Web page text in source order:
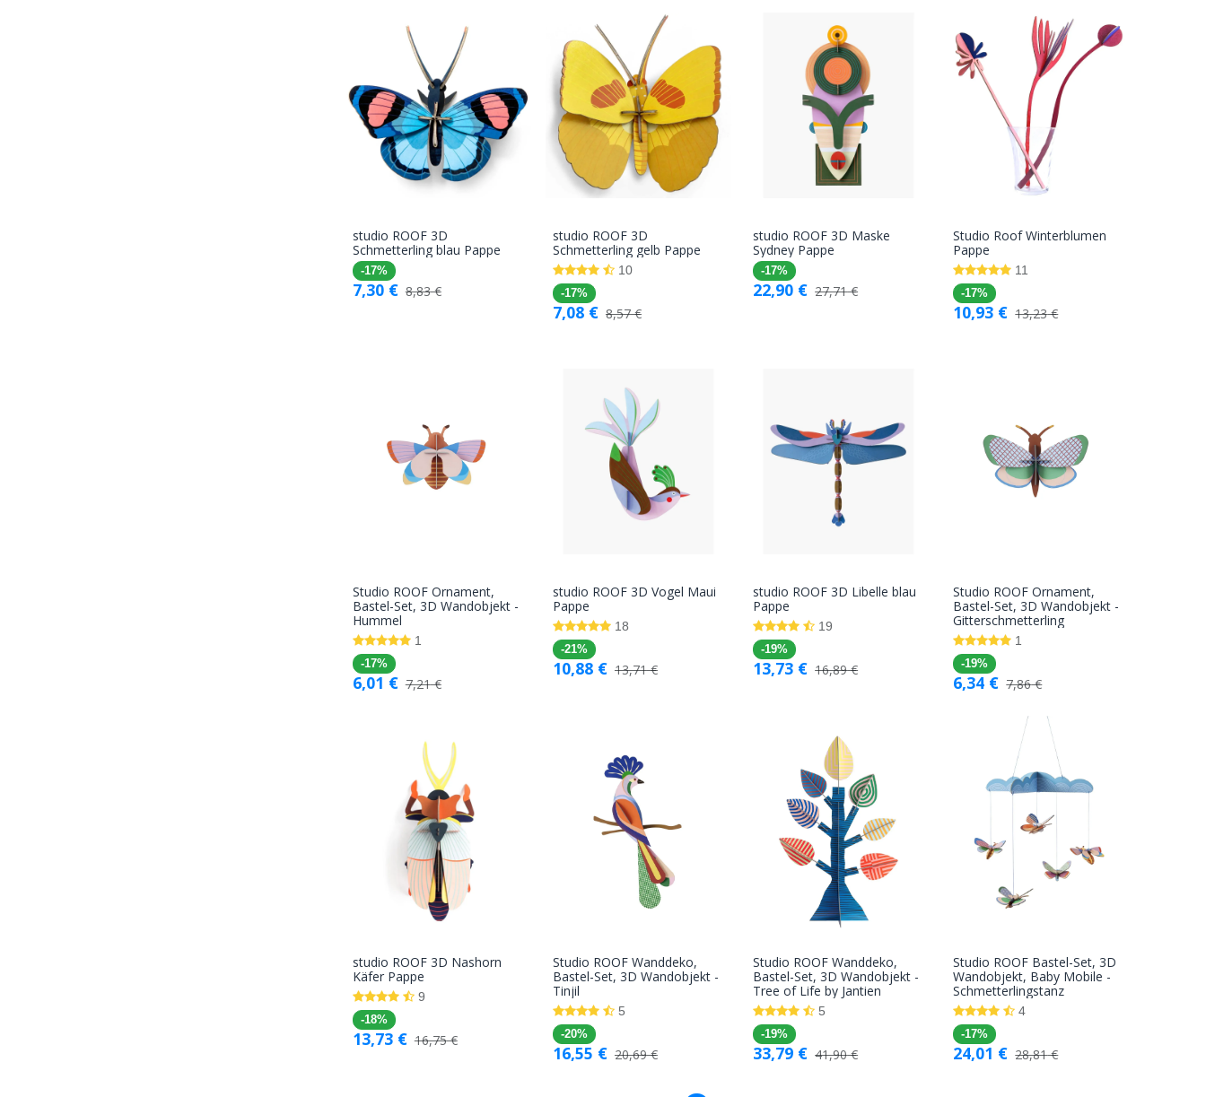
In den
studio ROOF 3D
Schmetterling blau Pappe
-17%
7,30€ 8,83€
In den
Warenkorb
studio ROOF 3D
Schmetterling gelb Pappe
10
-17%
7,08€ 8,57€
In den
studio ROOF 3D Maske
Sydney Pappe
-17%
22,90 € 27,71€
Warenkorb
Studio Roof Winterblumen
Pappe
11
-17%
10,93 € 13,23€
In den
Studio ROOF Ornament,
Bastel-Set, 3D Wandobjekt -
Hummel
1
-17%
6,01 € 7,21€
Warenkorb
studio ROOF 3D Vogel Maui
Pappe
18
-21%
10,88€ 13,71€
Warenkorb
studio ROOF 3D Libelle blau
Pappe
19
-19%
13,73 € 16,89€
In den
Warenkorb
Studio ROOF Ornament,
Bastel-Set, 3D Wandobjekt -
Gitterschmetterling
1
-19%
6,34 € 7,86€
Warenkorb
studio ROOF 3D Nashorn
Käfer Pappe
9
-18%
13,73€ 16,75€
In den
Studio ROOF Wanddeko,
Bastel-Set, 3D Wandobjekt -
Tinjil
5
-20%
16,55 € 20,69€
In den
Warenkorb
Studio ROOF Wanddeko,
Bastel-Set, 3D Wandobjekt -
Tree of Life by Jantien
5
-19%
33,79 € 41,90€
In den
Warenkorb
Studio ROOF Bastel-Set, 3D
Wandobjekt, Baby Mobile -
Schmetterlingstanz
4
-17%
24,01 € 28,81€